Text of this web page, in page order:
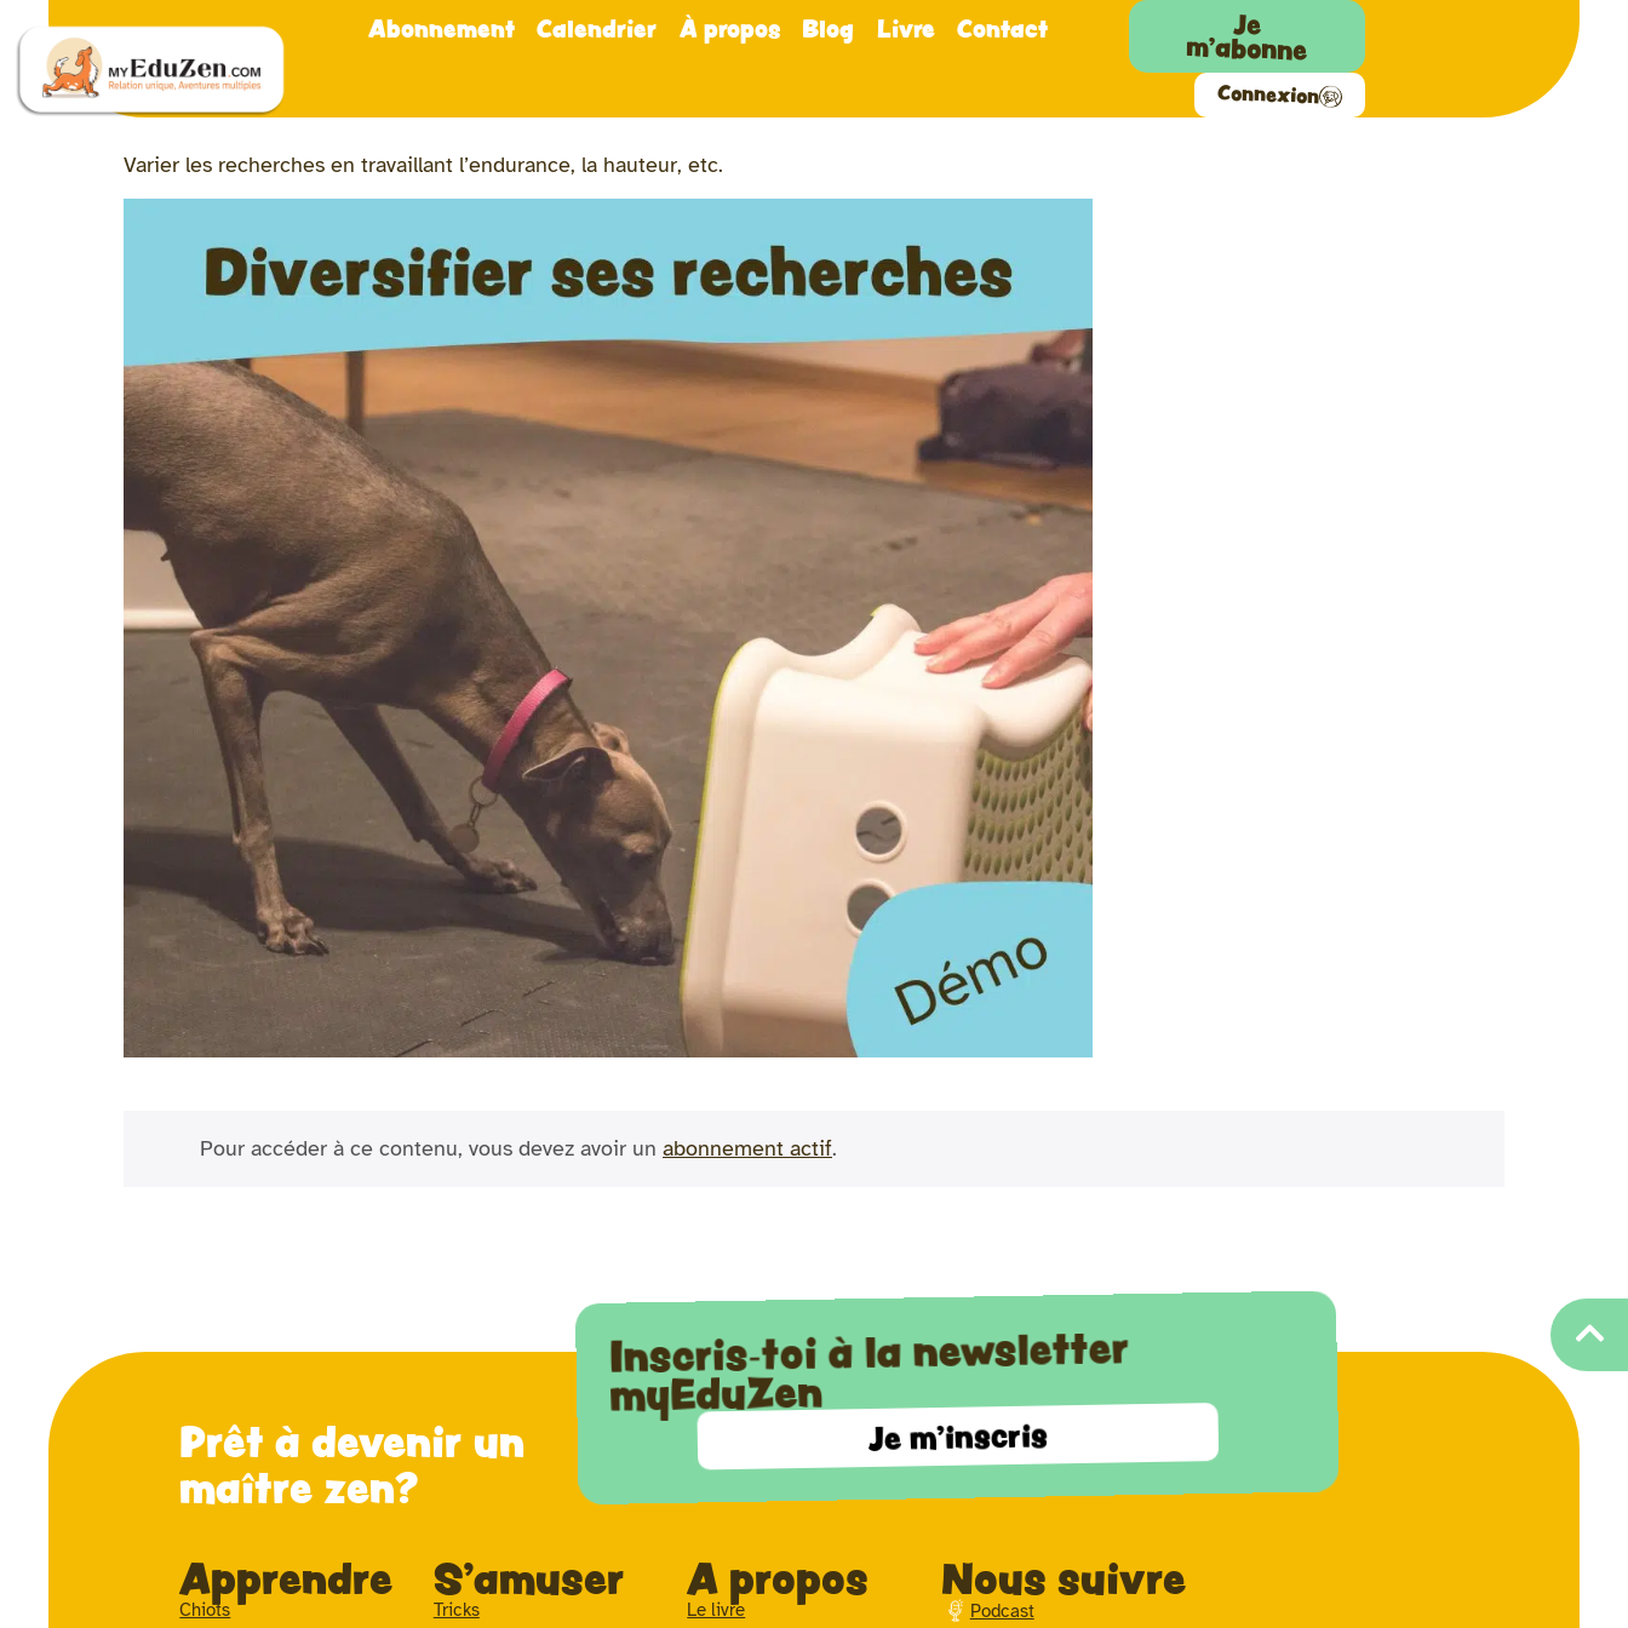
Abonnement Calendrier À propos Blog Livre Contact Je
m'abonne
Connexion
Varier les recherches en travaillant l’endurance, la hauteur, etc.
Pour accéder à ce contenu, vous devez avoir un abonnement actif.
Prêt à devenir un
maître zen?
Inscris-toi à la newsletter
myEduZen
Je m'inscris
Apprendre
Chiots
S'amuser
Tricks
A propos
Le livre
Nous suivre
Podcast